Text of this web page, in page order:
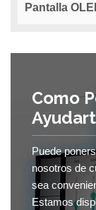
Pantalla
Como
Puede
nosotros de
sea
Estamos